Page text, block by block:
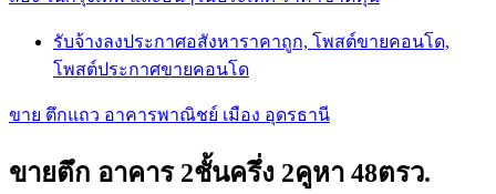
รับจ้างลงประกาศอสังหาราคาถูก, โพสต์ขายคอนโด,
โพสต์ประกาศขายคอนโด
ขาย ตึกแถว อาคารพาณิชย์ เมือง อุดรธานี
ขายตึก อาคาร 2ชั้นครึ่ง 2คูหา 48ตรว.